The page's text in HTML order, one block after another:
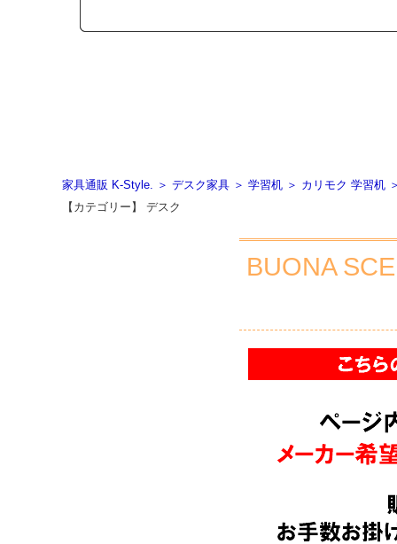
家具通販 K-Style. ＞ デスク家具 ＞ 学習机 ＞ カリモク 学習机
【カテゴリー】 デスク
BUONA